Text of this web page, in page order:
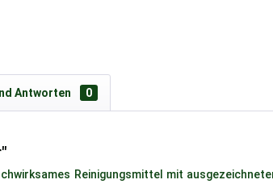
Antworten 0
Reinigungsmittel mit